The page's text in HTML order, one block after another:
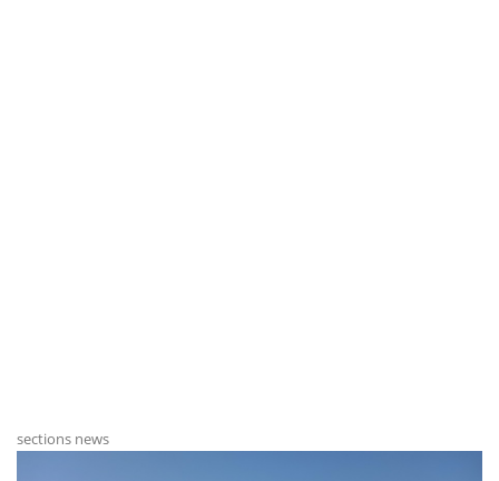
sections news